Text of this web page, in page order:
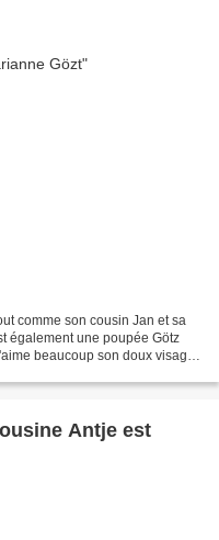
comme son cousin Jan et sa
également une poupée Götz
beaucoup son doux visage
Antje est